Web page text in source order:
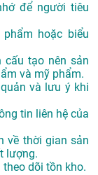
để người tiêu
hoặc biểu
cấu tạo nên sản
và mỹ phẩm.
và lưu ý khi
tin liên hệ của
về thời gian sản
lượng.
dõi tồn kho.